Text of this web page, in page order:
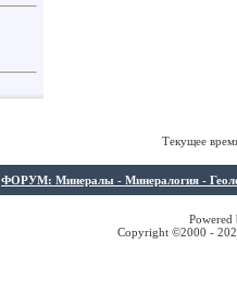
Текущее
ФОРУМ: Минералы - Минералогия -
Copyright ©2000 -